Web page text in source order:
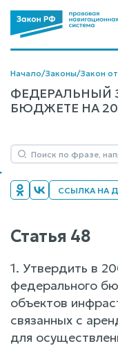
Начало/Законы/Закон
ФЕДЕРАЛЬНЫЙ
БЮДЖЕТЕ НА
ССЫЛКА НА
Статья 48
1. Утвердить в
федерального
объектов
связанных с
для